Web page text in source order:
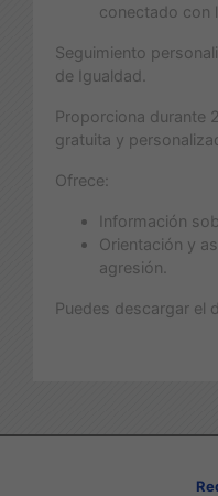
conectado con
Seguimiento
de Igualdad.
Proporciona durante
gratuita y
Ofrece:
Información
Orientación y
agresión.
Puedes descargar el